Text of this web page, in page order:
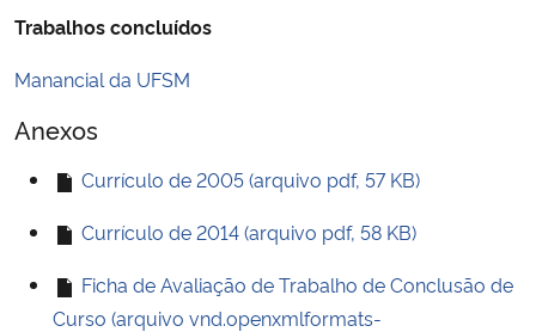
Trabalhos concluídos
Manancial da UFSM
Anexos
Currículo de 2005 (arquivo pdf, 57 KB)
Currículo de 2014 (arquivo pdf, 58 KB)
Ficha de Avaliação de Trabalho de Conclusão de
Curso (arquivo vnd.openxmlformats-